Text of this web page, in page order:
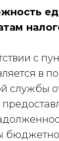
с
в
службы